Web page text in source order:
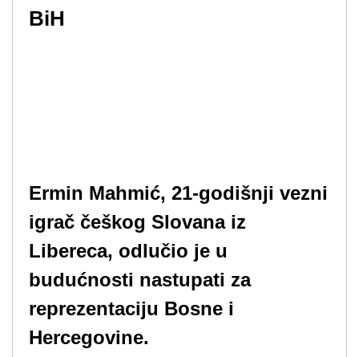
BiH
Ermin Mahmić, 21-godišnji vezni
igrač češkog Slovana iz
Libereca, odlučio je u
budućnosti nastupati za
reprezentaciju Bosne i
Hercegovine.